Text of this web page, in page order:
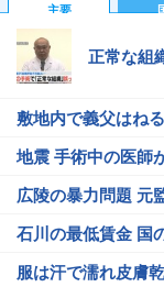
主要
正常な組
敷地内で義父はね
地震 手術中の医師
広陵の暴力問題 元
石川の最低賃金 国
服は汗で濡れ皮膚